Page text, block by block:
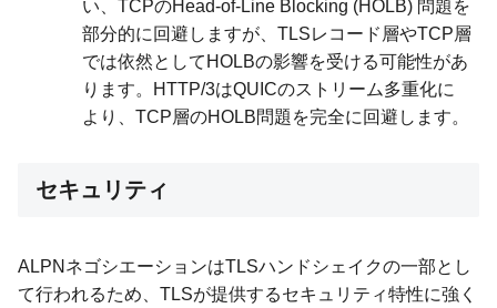
い、TCPのHead-of-Line Blocking (HOLB) 問題を
部分的に回避しますが、TLSレコード層やTCP層
では依然としてHOLBの影響を受ける可能性があ
ります。HTTP/3はQUICのストリーム多重化に
より、TCP層のHOLB問題を完全に回避します。
セキュリティ
ALPNネゴシエーションはTLSハンドシェイクの一部とし
て行われるため、TLSが提供するセキュリティ特性に強く